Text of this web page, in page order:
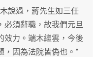
說過，蔣先生如三任
必須辭職，故我們元旦
效力。端木繼雲，今後
，因為法院皆偽也。”